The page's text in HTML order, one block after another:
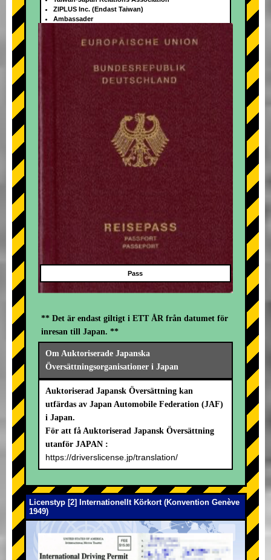
+
ZIPLUS Inc. (Endast Taiwan)
Ambassader
Pass
** Det är endast giltigt i ETT ÅR från datumet för
inresan till Japan. **
Om Auktoriserade Japanska
Översättningsorganisationer i Japan
Auktoriserad Japansk Översättning kan
utfärdas av Japan Automobile Federation (JAF)
i Japan.
För att få Auktoriserad Japansk Översättning
utanför JAPAN :
https://driverslicense.jp/translation/
Licenstyp [2] Internationellt Körkort (Konvention Genève
1949)